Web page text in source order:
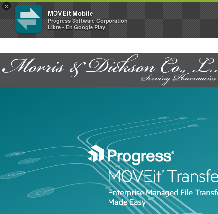
×
MOVEit Mobile
Progress Software Corporation
Libre - En Google Play